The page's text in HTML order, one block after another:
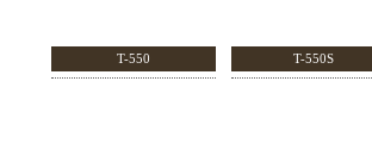
T-550 T-550S